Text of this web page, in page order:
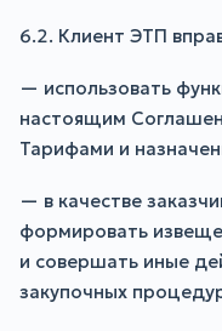
6.2. Клиент ЭТП
— использовать
настоящим
Тарифами и
— в качестве
формировать
и совершать иные
закупочных